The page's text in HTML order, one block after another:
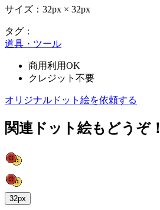
サイズ：32px × 32px
タグ：
道具・ツール
商用利用OK
クレジット不要
オリジナルドット絵を依頼する
関連ドット絵もどうぞ！
32px